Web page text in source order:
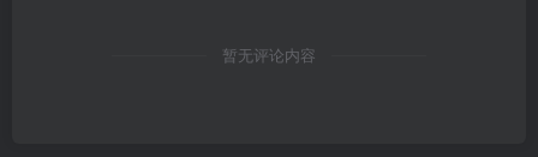
暂无评论内容